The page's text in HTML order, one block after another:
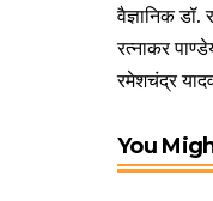
वैज्ञानिक
रत्नाकर
रमेशचंद्र
You